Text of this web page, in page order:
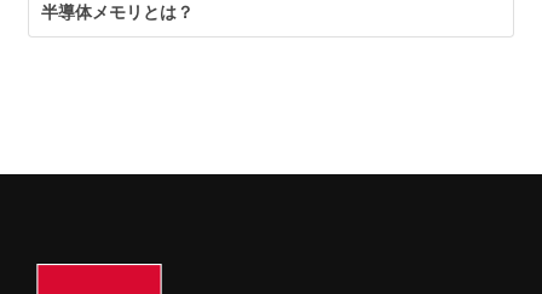
半導体メモリとは？